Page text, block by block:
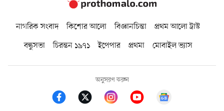
নাগরিক সংবাদ কিশোর আলো বিজ্ঞানচিন্তা
প্রথম আলো ট্রাস্ট
বন্ধুসভা
চিরন্তন ১৯৭১ ইপেপার প্রথমা মোবাইল ভ্যাস
অনুসরণ করুন